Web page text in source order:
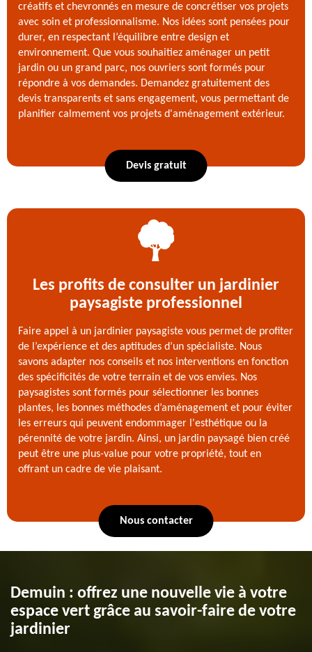
créatifs et chevronnés en mesure de concrétiser vos projets
avec soin et professionnalisme. Nos idées sont pensées pour
durer, en respectant l’équilibre entre design et
environnement. Que vous souhaitiez aménager un petit
jardin ou un grand parc, nos ouvriers sont formés pour
répondre à vos demandes. Demandez gratuitement des
devis transparents et sans engagement, vous permettant de
planifier calmement vos projets d'aménagement extérieur.
Devis gratuit
Les profits de consulter un jardinier
paysagiste professionnel
Faire appel à un jardinier paysagiste vous permet de profiter
de l’expérience et des aptitudes d’un spécialiste. Nous
savons adapter nos conseils et nos interventions en fonction
des spécificités de votre terrain et de vos envies. Nos
paysagistes sont formés pour sélectionner les bonnes
plantes, les bonnes méthodes d’aménagement et pour éviter
les erreurs qui peuvent endommager l'esthétique ou la
pérennité de votre jardin. Ainsi, un jardin paysagé bien créé
peut être une plus-value pour votre propriété, tout en
offrant un cadre de vie plaisant.
Nous contacter
Demuin : offrez une nouvelle vie à votre
espace vert grâce au savoir-faire de votre
jardinier